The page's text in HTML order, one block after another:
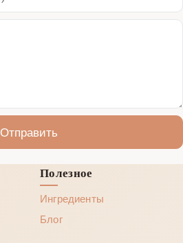
Отправить
Полезное
Ингредиенты
Блог